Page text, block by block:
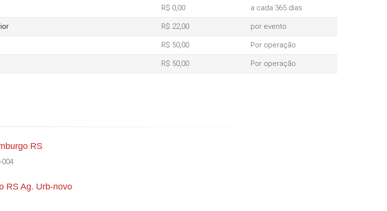
R$ 0,00 a cada 365 dias
R$ 22,00 por evento
R$ 50,00 Por operação
R$ 50,00 Por operação
RS
004
RS Ag. Urb-novo